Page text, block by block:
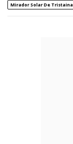
Mirador Solar De Tristaina